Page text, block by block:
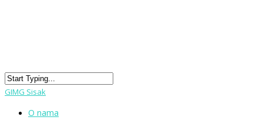
GIMG Sisak
O nama